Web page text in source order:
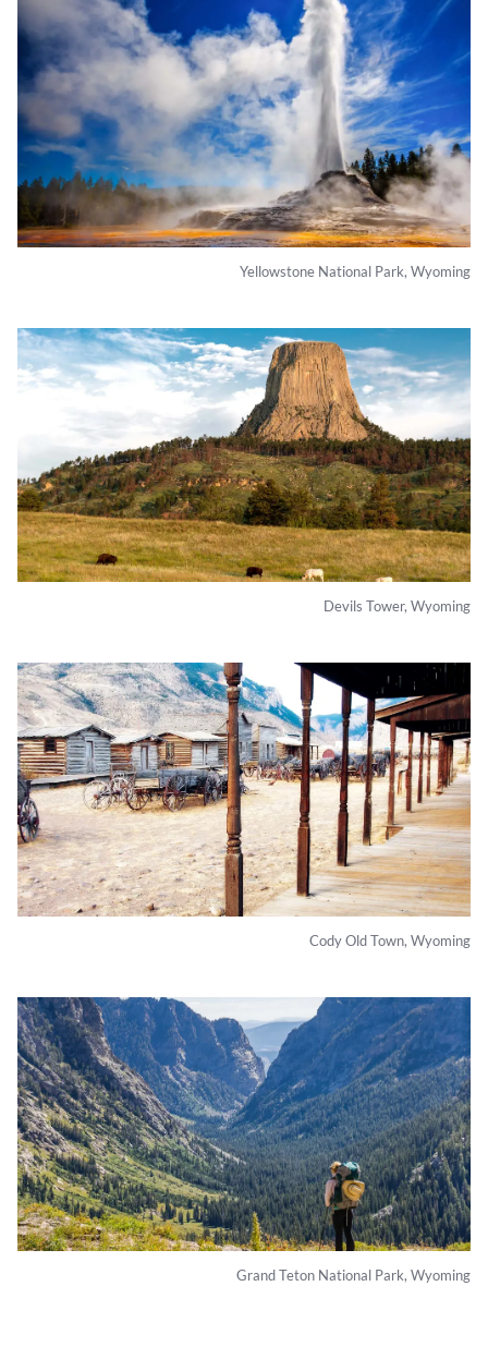
Yellowstone National Park, Wyoming
Devils Tower, Wyoming
Cody Old Town, Wyoming
Grand Teton National Park, Wyoming